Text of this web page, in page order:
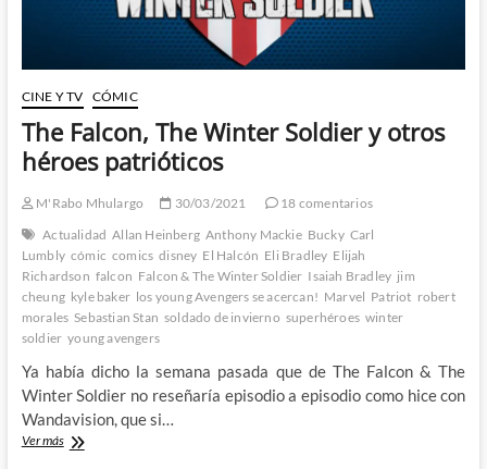
CINE Y TV CÓMIC
The Falcon, The Winter Soldier y otros
héroes patrióticos
M'Rabo Mhulargo 30/03/2021
18 comentarios
Actualidad Allan Heinberg Anthony Mackie Bucky Carl
Lumbly cómic comics disney El Halcón Eli Bradley Elijah
Richardson falcon Falcon & The Winter Soldier Isaiah Bradley jim
cheung kyle baker los young Avengers se acercan! Marvel Patriot robert
morales Sebastian Stan soldado de invierno superhéroes winter
soldier young avengers
Ya había dicho la semana pasada que de The Falcon & The
Winter Soldier no reseñaría episodio a episodio como hice con
Wandavision, que si…
Ver másThe